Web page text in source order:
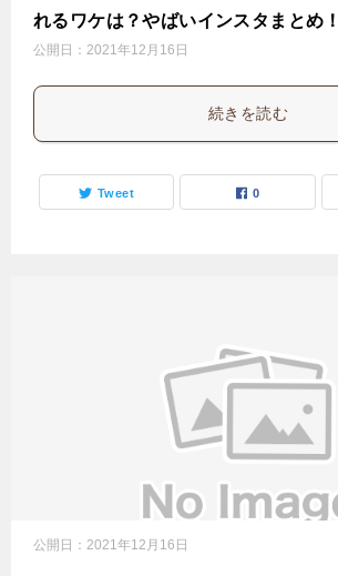
れるワケは？やばいインスタまとめ！
公開日： 2021年12月16日
続きを読む
Tweet 0
公開日： 2021年12月16日